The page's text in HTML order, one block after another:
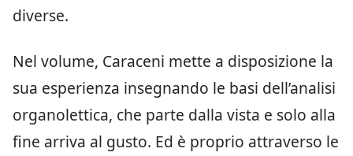
diverse.
Nel volume, Caraceni mette a disposizione la
sua esperienza insegnando le basi dell’analisi
organolettica, che parte dalla vista e solo alla
fine arriva al gusto. Ed è proprio attraverso le